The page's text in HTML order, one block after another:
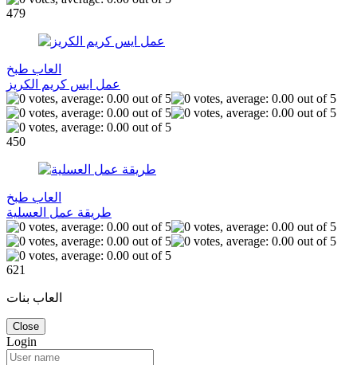
479
العاب طبخ
عمل ايس كريم الكريز
450
العاب طبخ
طريقة عمل العسلية
621
العاب بنات
Close
Login